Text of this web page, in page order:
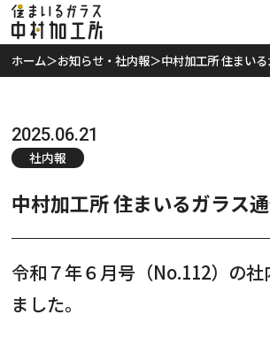
当社の特徴
ご利用案内
ホーム＞お知らせ・社内報＞中村加工所 住まい
2025.06.21
社内報
中村加工所 住まいるガラス
令和７年６月号（No.112）の
ました。